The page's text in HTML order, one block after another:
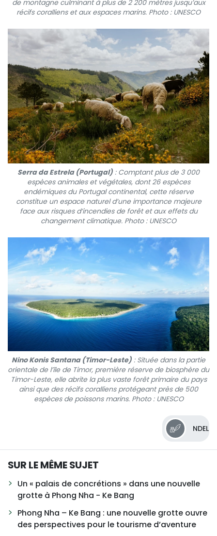
de montagne culminant à plus de 2 200 mètres jusqu’aux
récifs coralliens et aux espaces marins. Photo : UNESCO
Serra da Estrela (Portugal) : Comptant plus de 3 000
espèces animales et végétales, dont 26 espèces
endémiques du Portugal continental, cette réserve
constitue un espace naturel d’une importance majeure
face aux risques d’incendies de forêt et aux effets du
changement climatique. Photo : UNESCO
Nino Konis Santana (Timor-Leste) : Située dans la partie
orientale de l’île de Timor, première réserve de biosphère du
Timor-Leste, elle abrite la plus vaste forêt primaire du pays
ainsi que des récifs coralliens protégeant près de 500
espèces de poissons marins. Photo : UNESCO
NDEL
SUR LE MÊME SUJET
Un « palais de concrétions » dans une nouvelle
grotte à Phong Nha - Ke Bang
Phong Nha – Ke Bang : une nouvelle grotte ouvre
des perspectives pour le tourisme d’aventure